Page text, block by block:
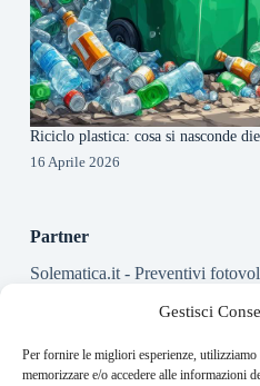
Gestisci
Per fornire le migliori esperienze,
memorizzare e/o accedere alle informazioni
Riciclo plastica: cosa si nasconde
16 Aprile 2026
Partner
Solematica.it- Preventivi
About this website